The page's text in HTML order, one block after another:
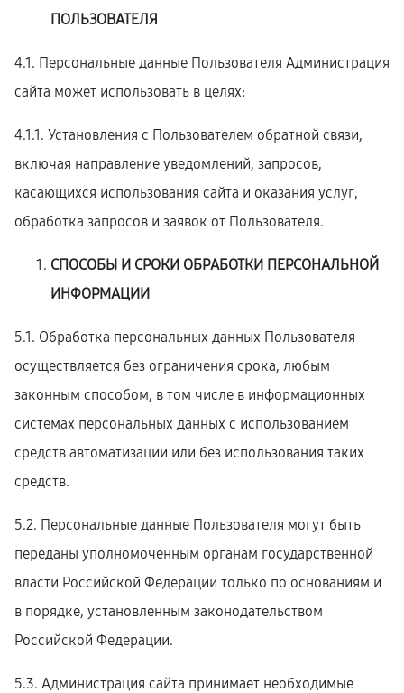
ПОЛЬЗОВАТЕЛЯ
4.1. Персональные данные Пользователя Администрация
сайта может использовать в целях:
4.1.1. Установления с Пользователем обратной связи,
включая направление уведомлений, запросов,
касающихся использования сайта и оказания услуг,
обработка запросов и заявок от Пользователя.
СПОСОБЫ И СРОКИ ОБРАБОТКИ ПЕРСОНАЛЬНОЙ
ИНФОРМАЦИИ
5.1. Обработка персональных данных Пользователя
осуществляется без ограничения срока, любым
законным способом, в том числе в информационных
системах персональных данных с использованием
средств автоматизации или без использования таких
средств.
5.2. Персональные данные Пользователя могут быть
переданы уполномоченным органам государственной
власти Российской Федерации только по основаниям и
в порядке, установленным законодательством
Российской Федерации.
5.3. Администрация сайта принимает необходимые